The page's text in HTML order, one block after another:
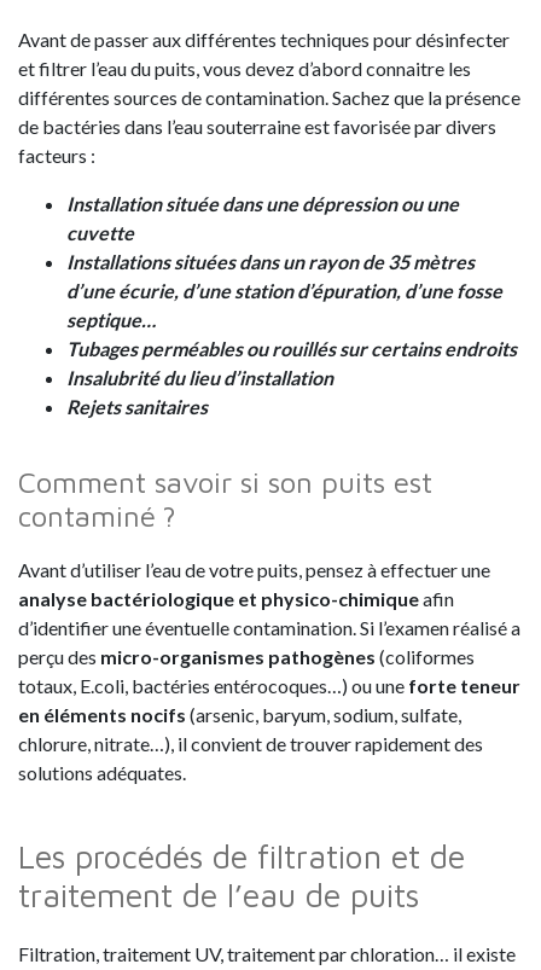
Avant de passer aux différentes techniques pour désinfecter
et filtrer l’eau du puits, vous devez d’abord connaitre les
différentes sources de contamination. Sachez que la présence
de bactéries dans l’eau souterraine est favorisée par divers
facteurs :
Installation située dans une dépression ou une
cuvette
Installations situées dans un rayon de 35 mètres
d’une écurie, d’une station d’épuration, d’une fosse
septique…
Tubages perméables ou rouillés sur certains endroits
Insalubrité du lieu d’installation
Rejets sanitaires
Comment savoir si son puits est
contaminé ?
Avant d’utiliser l’eau de votre puits, pensez à effectuer une
analyse bactériologique et physico-chimiqueafin
d’identifier une éventuelle contamination. Si l’examen réalisé a
perçu des micro-organismes pathogènes (coliformes
totaux, E.coli, bactéries entérocoques…) ou une forte teneur
en éléments nocifs (arsenic, baryum, sodium, sulfate,
chlorure, nitrate…), il convient de trouver rapidement des
solutions adéquates.
Les procédés de filtration et de
traitement de l’eau de puits
Filtration, traitement UV, traitement par chloration… il existe